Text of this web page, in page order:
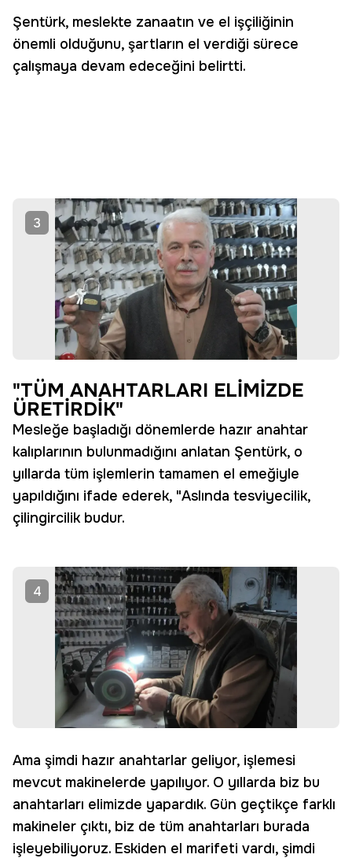
Şentürk, meslekte zanaatın ve el işçiliğinin
önemli olduğunu, şartların el verdiği sürece
çalışmaya devam edeceğini belirtti.
3
"TÜM ANAHTARLARI ELİMİZDE
ÜRETİRDİK"
Mesleğe başladığı dönemlerde hazır anahtar
kalıplarının bulunmadığını anlatan Şentürk, o
yıllarda tüm işlemlerin tamamen el emeğiyle
yapıldığını ifade ederek, "Aslında tesviyecilik,
çilingircilik budur.
4
Ama şimdi hazır anahtarlar geliyor, işlemesi
mevcut makinelerde yapılıyor. O yıllarda biz bu
anahtarları elimizde yapardık. Gün geçtikçe farklı
makineler çıktı, biz de tüm anahtarları burada
işleyebiliyoruz. Eskiden el marifeti vardı, şimdi